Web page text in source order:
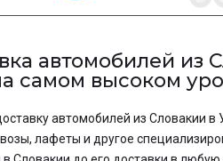
автомобилей из
самом высоком
автомобилей из Словакии в
лафеты и другое